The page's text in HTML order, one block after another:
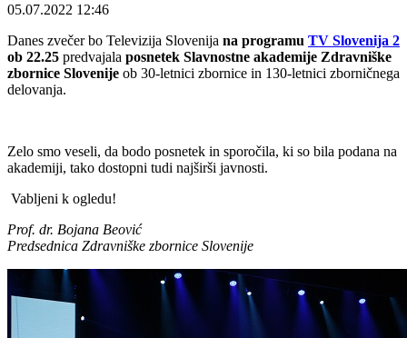
05.07.2022 12:46
Danes zvečer bo Televizija Slovenija na programu TV Slovenija 2
ob 22.25 predvajala posnetek Slavnostne akademije Zdravniške
zbornice Slovenije ob 30-letnici zbornice in 130-letnici zborničnega
delovanja.
Zelo smo veseli, da bodo posnetek in sporočila, ki so bila podana na
akademiji, tako dostopni tudi najširši javnosti.
Vabljeni k ogledu!
Prof. dr. Bojana Beović
Predsednica Zdravniške zbornice Slovenije